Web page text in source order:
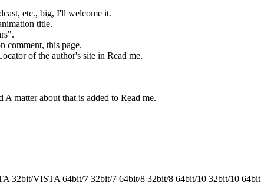
etc., big, I'll welcome it.
title.
comment, this page.
of the author's site in Read me.
matter about that is added to Read me.
32bit/VISTA 64bit/7 32bit/7 64bit/8 32bit/8 64bit/10 32bit/10 64bit